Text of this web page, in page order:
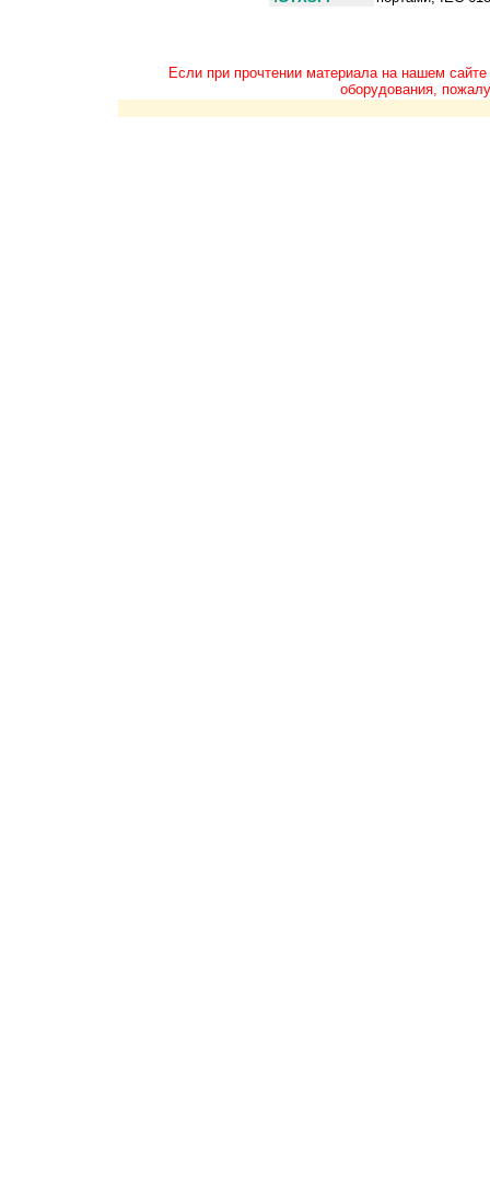
Если при прочтении материала на нашем
оборудования,